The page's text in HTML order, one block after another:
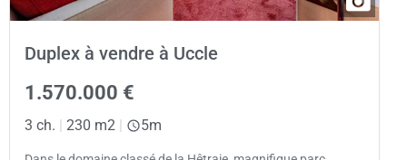
Duplex à vendre à Uccle
1.570.000 €
3 ch. 230 m2 5m